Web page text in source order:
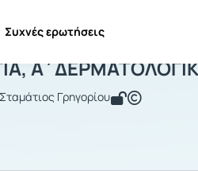
Συχνές ερωτήσεις
Γρηγορίου